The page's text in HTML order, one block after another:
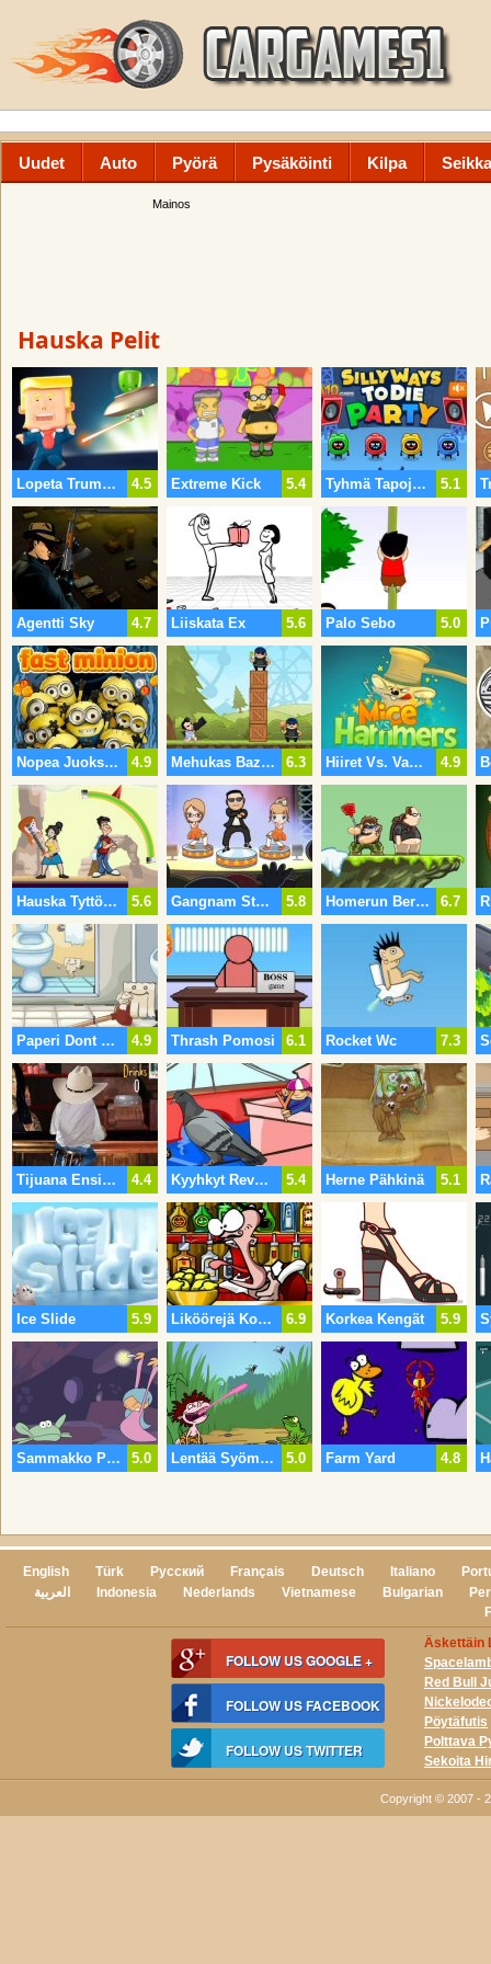
Uudet Auto Pyörä Pysäköinti Kilpa
Mainos
Hauska Pelit
4.5
Lopeta Trump Kim Jong Un 5.4
Extreme Kick 5.1
Tyhmä Tapoja Kuolla Puolue
4.7
Agentti Sky 5.6
Liiskata Ex 5.0
Palo Sebo
4.9
Nopea Juoksupoika 6.3
Mehukas Bazooka 4.9
Hiiret Vs. Vasarat
5.6
Hauska Tyttöystävä 5.8
Gangnam Style Dance 6.7
Homerun Berkerkland 2
4.9
Paperi Dont Siirtyä 6.1
Thrash Pomosi 7.3
Rocket Wc
4.4
Tijuana Ensinkään Juoma 5.4
Kyyhkyt Revenge 2 5.1
Herne Pähkinä
5.9
Ice Slide 6.9
Liköörejä Kolhia 5.9
Korkea Kengät
5.0
Sammakko Prinssi 5.0
Lentää Syöminen Lapsi 4.8
Farm Yard
English Türk Русский Français Deutsch Italiano
العربية
Indonesia Nederlands Vietnamese Bulgarian
FOLLOW US GOOGLE +
FOLLOW US FACEBOOK
FOLLOW US TWITTER
Äskettäin
Red Bull
Pöytäfutis
Polttava
Sekoita
Copyright © 2007 -